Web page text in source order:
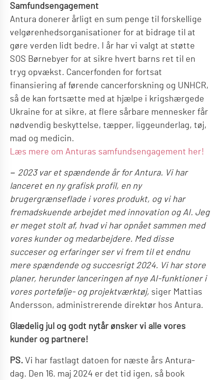
Samfundsengagement
Antura donerer årligt en sum penge til forskellige
velgørenhedsorganisationer for at bidrage til at
gøre verden lidt bedre. I år har vi valgt at støtte
SOS Børnebyer for at sikre hvert barns ret til en
tryg opvækst. Cancerfonden for fortsat
finansiering af førende cancerforskning og UNHCR,
så de kan fortsætte med at hjælpe i krigshærgede
Ukraine for at sikre, at flere sårbare mennesker får
nødvendig beskyttelse, tæpper, liggeunderlag, tøj,
mad og medicin.
Læs mere om Anturas samfundsengagement her!
− 2023 var et spændende år for Antura. Vi har
lanceret en ny grafisk profil, en ny
brugergrænseflade i vores produkt, og vi har
fremadskuende arbejdet med innovation og AI. Jeg
er meget stolt af, hvad vi har opnået sammen med
vores kunder og medarbejdere. Med disse
succeser og erfaringer ser vi frem til et endnu
mere spændende og succesrigt 2024. Vi har store
planer, herunder lanceringen af nye AI-funktioner i
vores portefølje- og projektværktøj, siger Mattias
Andersson, administrerende direktør hos Antura.
Glædelig jul og godt nytår ønsker vi alle vores
kunder og partnere!
PS. Vi har fastlagt datoen for næste års Antura-
dag. Den 16. maj 2024 er det tid igen, så book